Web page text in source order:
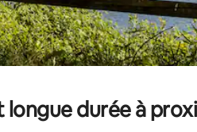
longue durée à